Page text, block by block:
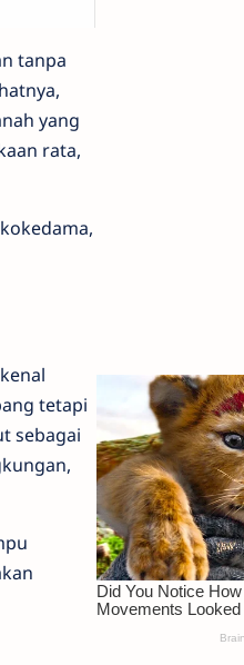
tanpa
yang
rata,
tetapi
sebagai